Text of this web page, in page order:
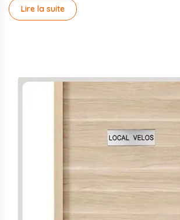
appartements, aux locaux techniques,
salles communes et à tout espace dont
pictogramme selon le besoin.
La gamme standard couvre 234
formats courants adaptés aux portes
tertiaires. Pour les programmes
graphique spécifique - police, couleur,
avec BAT soumis avant fabrication. La
s'effectue par adhésif double face
pour les poses en apparent. Les
Lire la suite